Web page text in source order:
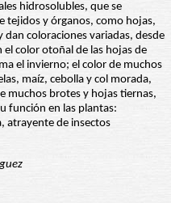
hidrosolubles, que se
tejidos y órganos, como hojas,
coloraciones variadas, desde
color otoñal de las hojas de
el invierno; el color de muchos
maíz, cebolla y col morada,
muchos brotes y hojas tiernas,
función en las plantas:
atrayente de insectos